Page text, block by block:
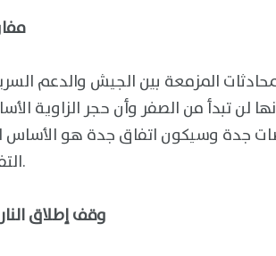
المزمعة بين الجيش والدعم
المقبل، توقع أنها لن تبدأ من الصفر وأن حجر
جدة وسيكون اتفاق جدة هو الأساس
التفاوض في جنيف.
وقف إطلاق